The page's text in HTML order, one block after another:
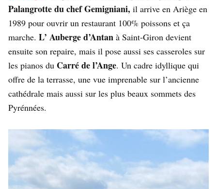
Palangrotte du chef Gemigniani, il arrive en Ariège en
1989 pour ouvrir un restaurant 100% poissons et ça
marche. L’ Auberge d’Antan à Saint-Giron devient
ensuite son repaire, mais il pose aussi ses casseroles sur
les pianos du Carré de l’Ange. Un cadre idyllique qui
offre de la terrasse, une vue imprenable sur l’ancienne
cathédrale mais aussi sur les plus beaux sommets des
Pyrénnées.